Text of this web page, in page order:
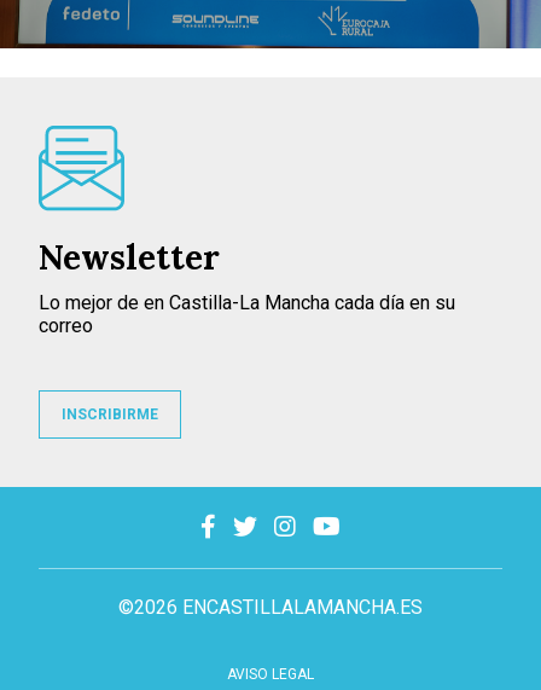
©2026 ENCASTILLALAMANCHA.ES
AVISO LEGAL
Newsletter
Lo mejor de en Castilla-La Mancha cada día en su
correo
INSCRIBIRME